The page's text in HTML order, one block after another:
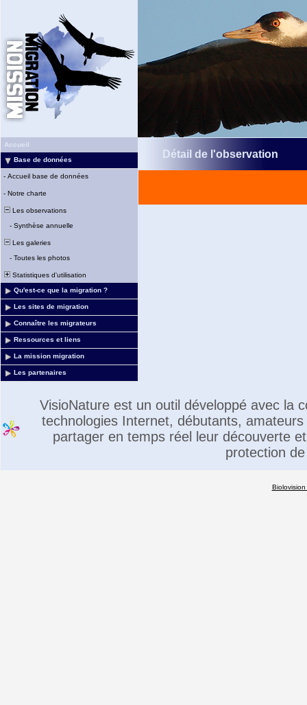
Accueil
Base de données
- Accueil base de données
- Notre charte
Les observations
- Synthèse annuelle
Les galeries
- Toutes les photos
Statistiques d'utilisation
Qu'est-ce que la migration ?
Les sites de migration
Connaître les migrateurs
Ressources et liens
La mission migration
Les partenaires
Détail de l'observation
VisioNature est un outil développé avec la
technologies Internet, débutants,
partager en temps réel leur découverte
protection
Biolovision